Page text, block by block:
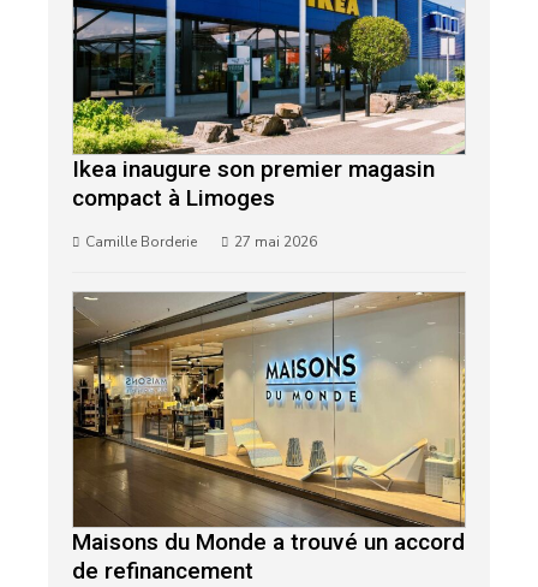
Ikea inaugure son premier magasin
compact à Limoges
Camille Borderie 27 mai 2026
Maisons du Monde a trouvé un accord
de refinancement